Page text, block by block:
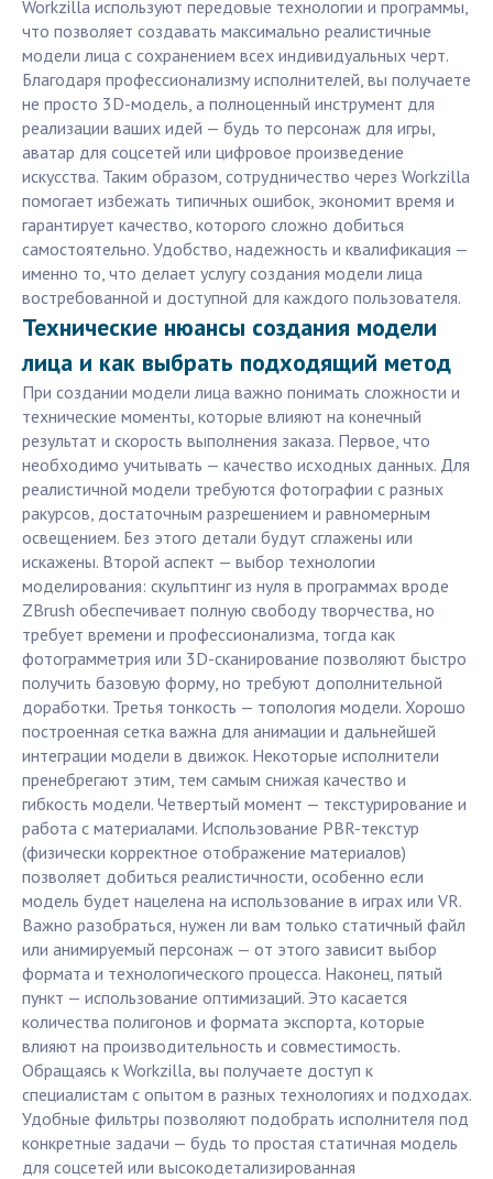
Workzilla используют передовые технологии и программы,
что позволяет создавать максимально реалистичные
модели лица с сохранением всех индивидуальных черт.
Благодаря профессионализму исполнителей, вы получаете
не просто 3D-модель, а полноценный инструмент для
реализации ваших идей — будь то персонаж для игры,
аватар для соцсетей или цифровое произведение
искусства. Таким образом, сотрудничество через Workzilla
помогает избежать типичных ошибок, экономит время и
гарантирует качество, которого сложно добиться
самостоятельно. Удобство, надежность и квалификация —
именно то, что делает услугу создания модели лица
востребованной и доступной для каждого пользователя.
Технические нюансы создания модели
лица и как выбрать подходящий метод
При создании модели лица важно понимать сложности и
технические моменты, которые влияют на конечный
результат и скорость выполнения заказа. Первое, что
необходимо учитывать — качество исходных данных. Для
реалистичной модели требуются фотографии с разных
ракурсов, достаточным разрешением и равномерным
освещением. Без этого детали будут сглажены или
искажены. Второй аспект — выбор технологии
моделирования: скульптинг из нуля в программах вроде
ZBrush обеспечивает полную свободу творчества, но
требует времени и профессионализма, тогда как
фотограмметрия или 3D-сканирование позволяют быстро
получить базовую форму, но требуют дополнительной
доработки. Третья тонкость — топология модели. Хорошо
построенная сетка важна для анимации и дальнейшей
интеграции модели в движок. Некоторые исполнители
пренебрегают этим, тем самым снижая качество и
гибкость модели. Четвертый момент — текстурирование и
работа с материалами. Использование PBR-текстур
(физически корректное отображение материалов)
позволяет добиться реалистичности, особенно если
модель будет нацелена на использование в играх или VR.
Важно разобраться, нужен ли вам только статичный файл
или анимируемый персонаж — от этого зависит выбор
формата и технологического процесса. Наконец, пятый
пункт — использование оптимизаций. Это касается
количества полигонов и формата экспорта, которые
влияют на производительность и совместимость.
Обращаясь к Workzilla, вы получаете доступ к
специалистам с опытом в разных технологиях и подходах.
Удобные фильтры позволяют подобрать исполнителя под
конкретные задачи — будь то простая статичная модель
для соцсетей или высокодетализированная